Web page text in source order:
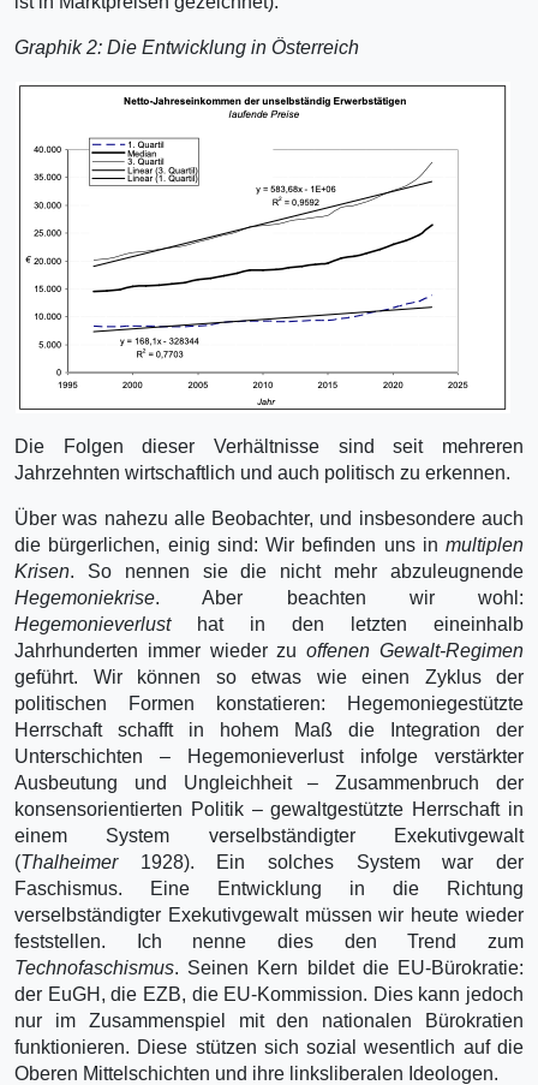
Graphik 2: Die Entwicklung in Österreich
Die Folgen dieser Verhältnisse sind seit mehreren
Jahrzehnten wirtschaftlich und auch politisch zu erkennen.
Über was nahezu alle Beobachter, und insbesondere auch
die bürgerlichen, einig sind: Wir befin­den uns in multiplen
Krisen. So nennen sie die nicht mehr abzuleugnende
Hegemoniekrise. Aber beachten wir wohl:
Hegemonieverlusthat in den letzten eineinhalb
Jahrhunderten immer wieder zuoffenen Gewalt-Regimen
geführt. Wir können so etwas wie einen Zyklus der
politischen Formen konstatieren: Hegemoniegestützte
Herrschaft schafft in hohem Maß die Integration der
Unterschichten – Hegemonieverlust infolge verstärkter
Ausbeutung und Ungleichheit – Zusam­menbruch der
konsensorientierten Politik – gewaltgestützte Herrschaft in
einem System verselb­ständigter Exekutivgewalt
(Thalheimer1928). Ein solches System war der
Faschismus. Eine Entwicklung in die Richtung
verselbständigter Exekutivgewalt müssen wir heute wieder
feststel­len. Ich nenne dies den Trend zum
Technofaschismus. Seinen Kern bildet die EU-Bürokratie:
der EuGH, die EZB, die EU-Kommission. Dies kann jedoch
nur im Zusammenspiel mit den nationalen Bürokratien
funktionieren. Diese stützen sich sozial wesentlich auf die
Oberen Mittelschichten und ihre linksliberalen Ideologen.